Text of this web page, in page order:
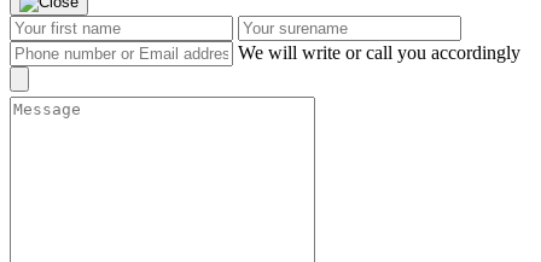
We will write or call you accordingly